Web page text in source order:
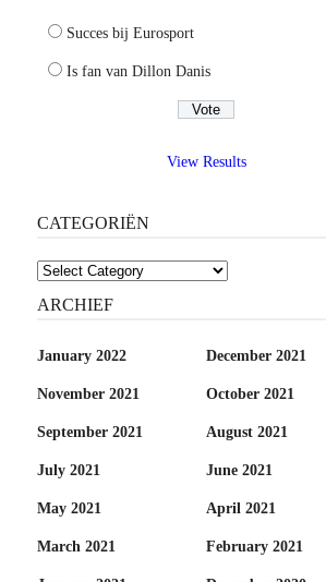
Succes bij Eurosport
Is fan van Dillon Danis
View Results
CATEGORIËN
Categoriën
ARCHIEF
January 2022 December 2021
November 2021 October 2021
September 2021 August 2021
July 2021 June 2021
May 2021 April 2021
March 2021 February 2021